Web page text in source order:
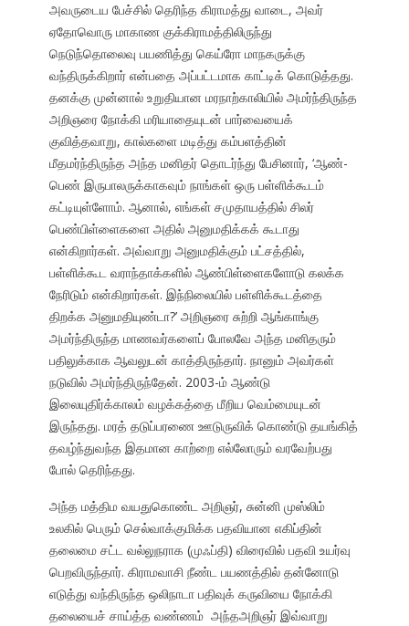
அவருடைய பேச்சில் தெரிந்த கிராமத்து வாடை, அவர்
ஏதோவொரு மாகாண குக்கிராமத்திலிருந்து
நெடுந்தொலைவு பயணித்து கெய்ரோ மாநகருக்கு
வந்திருக்கிறார் என்பதை அப்பட்டமாக காட்டிக் கொடுத்தது.
தனக்கு முன்னால் உறுதியான மரநாற்காலியில் அமர்ந்திருந்த
அறிஞரை நோக்கி மரியாதையுடன் பார்வையைக்
குவித்தவாறு, கால்களை மடித்து கம்பளத்தின்
மீதமர்ந்திருந்த அந்த மனிதர் தொடர்ந்து பேசினார், ‘ஆண்-
பெண் இருபாலருக்காகவும் நாங்கள் ஒரு பள்ளிக்கூடம்
கட்டியுள்ளோம். ஆனால், எங்கள் சமுதாயத்தில் சிலர்
பெண்பிள்ளைகளை அதில் அனுமதிக்கக் கூடாது
என்கிறார்கள். அவ்வாறு அனுமதிக்கும் பட்சத்தில்,
பள்ளிக்கூட வராந்தாக்களில் ஆண்பிள்ளைகளோடு கலக்க
நேரிடும் என்கிறார்கள். இந்நிலையில் பள்ளிக்கூடத்தை
திறக்க அனுமதியுண்டா?’ அறிஞரை சுற்றி ஆங்காங்கு
அமர்ந்திருந்த மாணவர்களைப் போலவே அந்த மனிதரும்
பதிலுக்காக ஆவலுடன் காத்திருந்தார். நானும் அவர்கள்
நடுவில் அமர்ந்திருந்தேன். 2003-ம் ஆண்டு
இலையுதிர்க்காலம் வழக்கத்தை மீறிய வெம்மையுடன்
இருந்தது. மரத் தடுப்பரணை ஊடுருவிக் கொண்டு தயங்கித்
தவழ்ந்துவந்த இதமான காற்றை எல்லோரும் வரவேற்பது
போல் தெரிந்தது.
அந்த மத்திம வயதுகொண்ட அறிஞர், சுன்னி முஸ்லிம்
உலகில் பெரும் செல்வாக்குமிக்க பதவியான எகிப்தின்
தலைமை சட்ட வல்லுநராக (முஃப்தி) விரைவில் பதவி உயர்வு
பெறவிருந்தார். கிராமவாசி நீண்ட பயணத்தில் தன்னோடு
எடுத்து வந்திருந்த ஒலிநாடா பதிவுக் கருவியை நோக்கி
தலையைச் சாய்த்த வண்ணம் அந்தஅறிஞர் இவ்வாறு